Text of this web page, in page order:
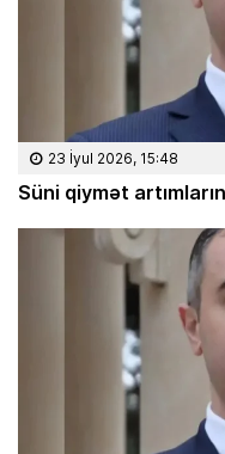
23 İyul 2026, 15:48
Süni qiymət